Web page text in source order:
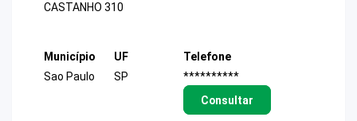
CASTANHO 310
Município
Sao Paulo
UF
SP
Telefone
**********
Consultar